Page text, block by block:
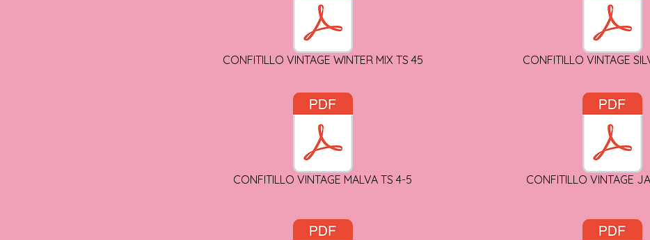
CONFITILLO VINTAGE WINTER MIX TS 45 CONFITILLO VINTAGE
CONFITILLO VINTAGE MALVA TS 4-5 CONFITILLO VINTAGE